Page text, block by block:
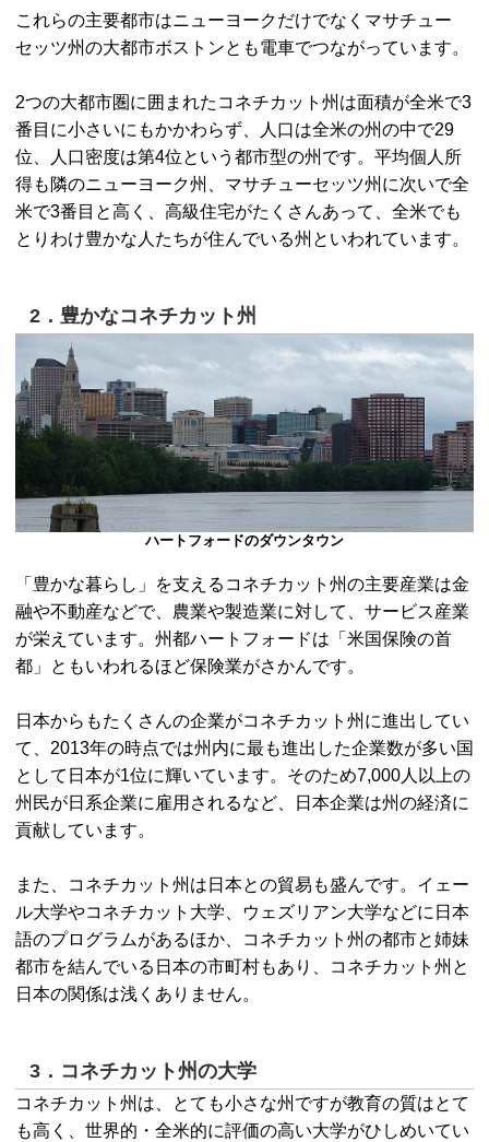
これらの主要都市はニューヨークだけでなくマサチュー
セッツ州の大都市ボストンとも電車でつながっています。
2つの大都市圏に囲まれたコネチカット州は面積が全米で3
番目に小さいにもかかわらず、人口は全米の州の中で29
位、人口密度は第4位という都市型の州です。平均個人所
得も隣のニューヨーク州、マサチューセッツ州に次いで全
米で3番目と高く、高級住宅がたくさんあって、全米でも
とりわけ豊かな人たちが住んでいる州といわれています。
2．豊かなコネチカット州
ハートフォードのダウンタウン
「豊かな暮らし」を支えるコネチカット州の主要産業は金
融や不動産などで、農業や製造業に対して、サービス産業
が栄えています。州都ハートフォードは「米国保険の首
都」ともいわれるほど保険業がさかんです。
日本からもたくさんの企業がコネチカット州に進出してい
て、2013年の時点では州内に最も進出した企業数が多い国
として日本が1位に輝いています。そのため7,000人以上の
州民が日系企業に雇用されるなど、日本企業は州の経済に
貢献しています。
また、コネチカット州は日本との貿易も盛んです。イェー
ル大学やコネチカット大学、ウェズリアン大学などに日本
語のプログラムがあるほか、コネチカット州の都市と姉妹
都市を結んでいる日本の市町村もあり、コネチカット州と
日本の関係は浅くありません。
3．コネチカット州の大学
コネチカット州は、とても小さな州ですが教育の質はとて
も高く、世界的・全米的に評価の高い大学がひしめいてい